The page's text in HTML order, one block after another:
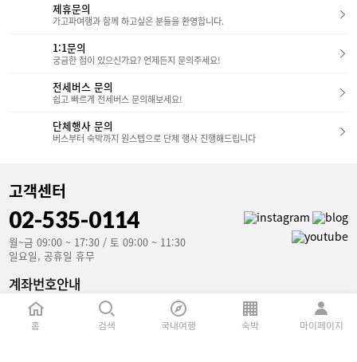
제휴문의
가고파여행과 함께 하고싶은 분들을 환영합니다.
1:1문의
궁금한 점이 있으신가요? 언제든지 문의주세요!
전세버스 문의
쉽고 빠르게 전세버스 문의해보세요!
단체행사 문의
버스부터 숙박까지 원스텝으로 단체 행사 진행해드립니다
고객센터
02-535-0114
월~금 09:00 ~ 17:30 / 토 09:00 ~ 11:30
일요일, 공휴일 휴무
계좌번호안내
국민은행(예금주 : 가고파여행)
853801-04-106907
홈 검색 국내여행 숙박 마이페이지